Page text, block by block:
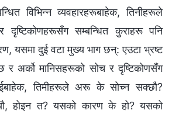
विभिन्‍न व्यवहारहरूबाहेक, तिनीहरूले
दृष्टिकोणहरूसँग सम्‍बन्धित कुराहरू पनि
यसमा दुई वटा मुख्य भाग छन्: एउटा भ्रष्ट
र अर्को मानिसहरूको सोच र दृष्टिकोणसँग
तिमीहरूले अरू के सोच्‍न सक्छौ?
होइन त? यसको कारण के हो? यसको